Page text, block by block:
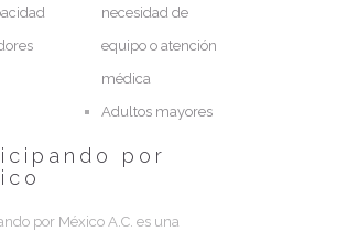
necesidad de
equipo o atención
médica
Adultos mayores
por
por México A.C. es una